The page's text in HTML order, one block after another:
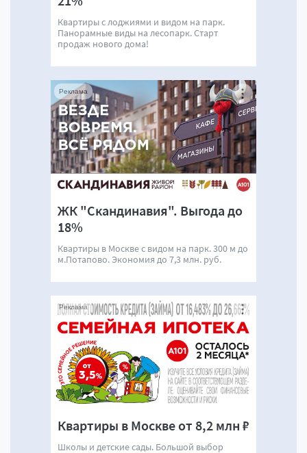
Квартиры с лоджиями и видом на парк.
Панорамные виды на лесопарк. Старт
продаж нового дома!
ЖК "Скандинавия". Выгода до
18%
Квартиры в Москве с видом на парк. 300 м до
м.Потапово. Экономия до 7,3 млн. руб.
Реклама
Квартиры в Москве от 8,2 млн ₽
Школы и детские сады. Большой выбор
Реклама